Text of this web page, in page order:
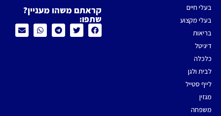
בעלי חיים
בעלי מקצוע
בריאות
דיגיטל
כלכלה
לבית ולגן
לייף סטייל
מגזין
משפחה
קראתם משהו מעניין?
שתפו: